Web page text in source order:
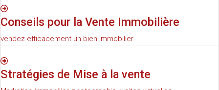
Conseils pour la Vente Immobilière
vendez efficacement un bien immobilier
Stratégies de Mise à la vente